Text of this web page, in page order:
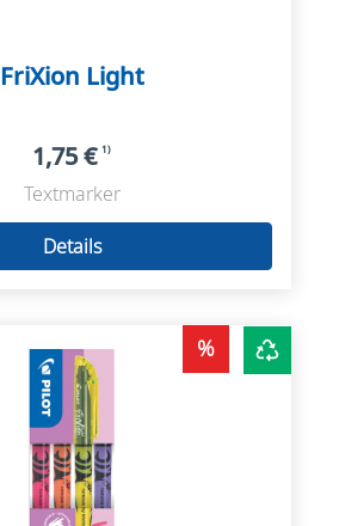
FriXion Light
1,75 € 1)
Textmarker
Details
%